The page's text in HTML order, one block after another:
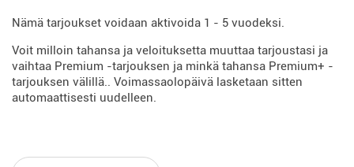
Nämä tarjoukset voidaan aktivoida 1 - 5 vuodeksi.
Voit milloin tahansa ja veloituksetta muuttaa tarjoustasi ja
vaihtaa Premium -tarjouksen ja minkä tahansa Premium+ -
tarjouksen välillä.. Voimassaolopäivä lasketaan sitten
automaattisesti uudelleen.